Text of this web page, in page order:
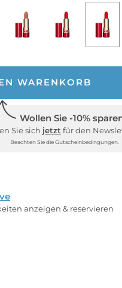
WARENKORB
Wollen Sie -10%
Sie sich jetzt für den
Beachten Sie die Gutscheinbedingungen.
anzeigen & reservieren